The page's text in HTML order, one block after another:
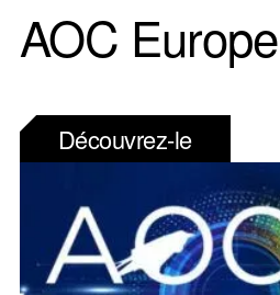
AOC
Découvrez-le